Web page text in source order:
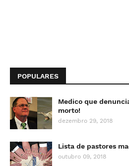
POPULARES
Medico que
morto!
dezembro 29, 2018
Lista de pastores
outubro 09, 2018